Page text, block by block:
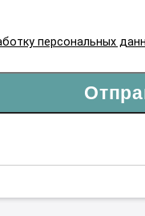
персональных